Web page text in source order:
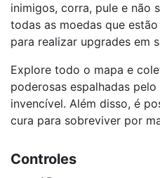
inimigos, corra, pule e não
todas as moedas que
para realizar upgrades em
Explore todo o mapa e
poderosas espalhadas
invencível. Além disso, é
cura para sobreviver por
Controles